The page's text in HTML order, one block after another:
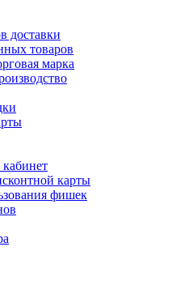
доставки
товаров
марка
карты
фишек